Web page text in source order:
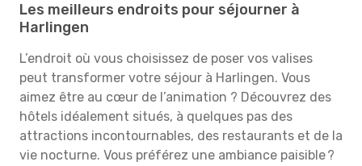
Les meilleurs endroits pour séjourner à
Harlingen
L’endroit où vous choisissez de poser vos valises
peut transformer votre séjour à Harlingen. Vous
aimez être au cœur de l’animation ? Découvrez des
hôtels idéalement situés, à quelques pas des
attractions incontournables, des restaurants et de la
vie nocturne. Vous préférez une ambiance paisible ?